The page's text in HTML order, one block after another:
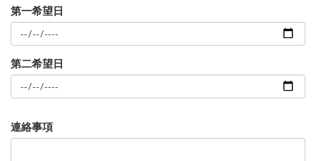
第一希望日
第二希望日
連絡事項